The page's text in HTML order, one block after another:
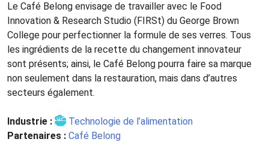
Le Café Belong envisage de travailler avec le Food
Innovation & Research Studio (FIRSt) du George Brown
College pour perfectionner la formule de ses verres. Tous
les ingrédients de la recette du changement innovateur
sont présents; ainsi, le Café Belong pourra faire sa marque
non seulement dans la restauration, mais dans d’autres
secteurs également.
Industrie :
Technologie de l’alimentation
Partenaires : Café Belong